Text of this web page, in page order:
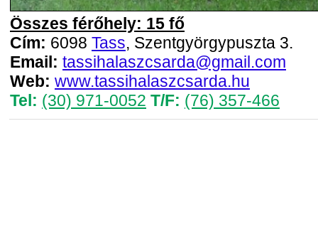
Összes férőhely: 15 fő
Cím: 6098 Tass, Szentgyörgypuszta 3.
Email: tassihalaszcsarda@gmail.com
Web: www.tassihalaszcsarda.hu
Tel: (30) 971-0052 T/F: (76) 357-466